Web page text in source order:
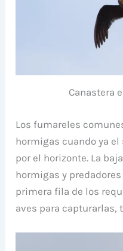
Canastera
Los fumareles
hormigas cuando ya
por el horizonte. La
hormigas y
primera fila de los
aves para capturarlas,